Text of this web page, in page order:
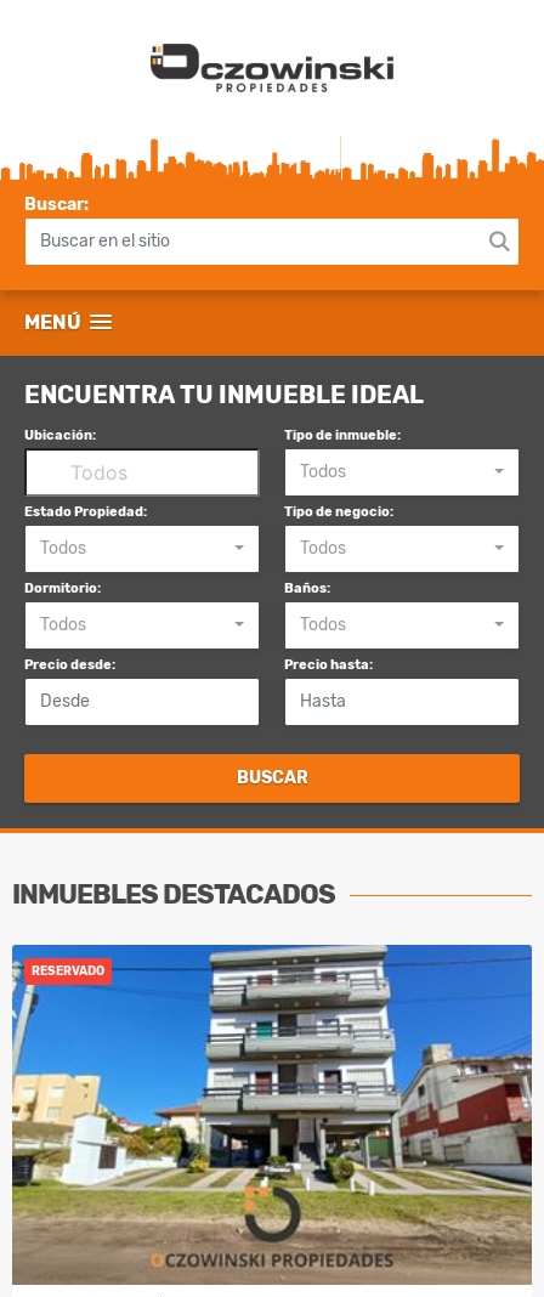
Buscar:
MENÚ
ENCUENTRA TU INMUEBLE IDEAL
Ubicación: Tipo de inmueble:
Todos
Estado Propiedad:
Todos
Tipo de negocio:
Todos
Dormitorio:
Todos
Baños:
Todos
Precio desde: Precio hasta:
BUSCAR
INMUEBLESDESTACADOS
RESERVADO